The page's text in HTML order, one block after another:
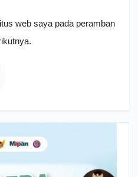
web saya pada peramban